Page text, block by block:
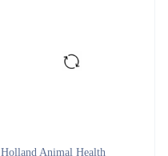
Holland Animal Health